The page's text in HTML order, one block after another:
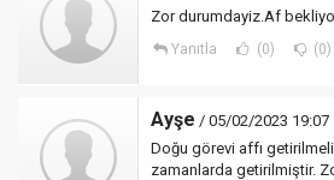
Zor durumdayiz.Af
Yanıtla (0) (0)
Ayşe / 05/02/2023 19:07
Doğu görevi affı
zamanlarda getirilmiştir.